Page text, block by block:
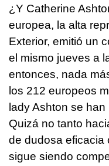
¿Y Catherine
europea, la alta
Exterior, emitió un
el mismo jueves a
entonces, nada
los 212 europeos
lady Ashton se
Quizá no tanto
de dudosa eficacia
sigue siendo